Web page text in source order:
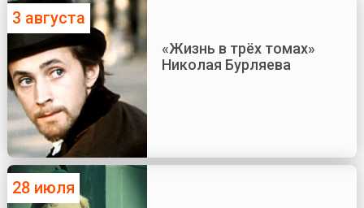
3 августа
«Жизнь в трёх томах»
Николая Бурляева
28 июля